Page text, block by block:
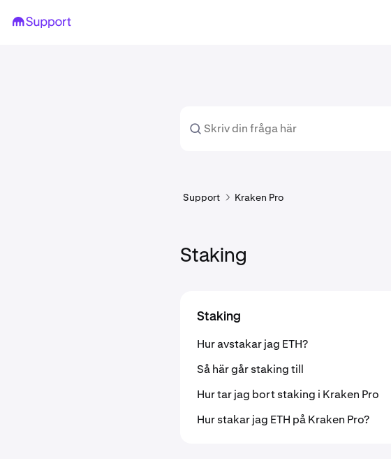
Support Kraken Pro
Staking
Staking
Hur avstakar jag ETH?
Så här går staking till
Hur tar jag bort staking i Kraken Pro
Hur stakar jag ETH på Kraken Pro?